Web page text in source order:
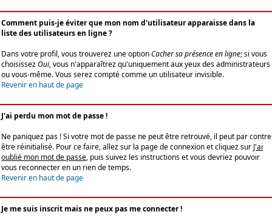
Comment puis-je éviter que mon nom d'utilisateur apparaisse dans la
liste des utilisateurs en ligne ?
Dans votre profil, vous trouverez une optionCacher sa présence en ligne; si vous
choisissezOui, vous n'apparaîtrez qu'uniquement aux yeux des administrateurs
ou vous-même. Vous serez compté comme un utilisateur invisible.
Revenir en haut de page
J'ai perdu mon mot de passe !
Ne paniquez pas ! Si votre mot de passe ne peut être retrouvé, il peut par contre
être réinitialisé. Pour ce faire, allez sur la page de connexion et cliquez sur J'ai
oublié mon mot de passe, puis suivez les instructions et vous devriez pouvoir
vous reconnecter en un rien de temps.
Revenir en haut de page
Je me suis inscrit mais ne peux pas me connecter !